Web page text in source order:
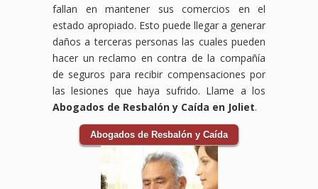
fallan en mantener sus comercios en el
estado apropiado. Esto puede llegar a generar
daños a terceras personas las cuales pueden
hacer un reclamo en contra de la compañía
de seguros para recibir compensaciones por
las lesiones que haya sufrido. Llame a los
Abogados de Resbalón y Caída en Joliet.
Abogados de Resbalón y Caída